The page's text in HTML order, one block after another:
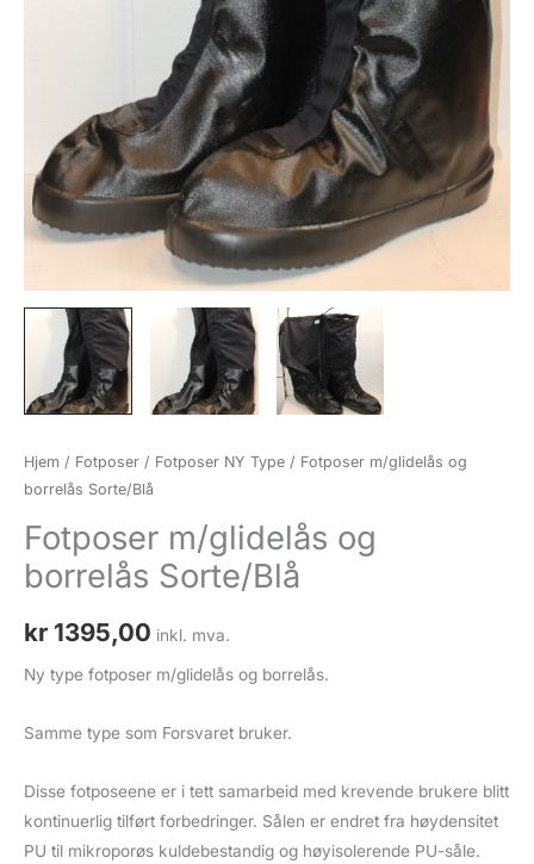
Hjem / Fotposer / Fotposer NY Type / Fotposer m/glidelås og
borrelås Sorte/Blå
Fotposer m/glidelås og
borrelås Sorte/Blå
kr 1395,00 inkl. mva.
Ny type fotposer m/glidelås og borrelås.
Samme type som Forsvaret bruker.
Disse fotposeene er i tett samarbeid med krevende brukere blitt
kontinuerlig tilført forbedringer. Sålen er endret fra høydensitet
PU til mikroporøs kuldebestandig og høyisolerende PU-såle.